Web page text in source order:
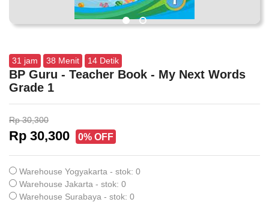
31 jam 38 Menit 13 Detik
BP Guru - Teacher Book - My Next Words
Grade 1
Rp 30,300
Rp 30,300 0% OFF
Warehouse Yogyakarta - stok: 0
Warehouse Jakarta - stok: 0
Warehouse Surabaya - stok: 0